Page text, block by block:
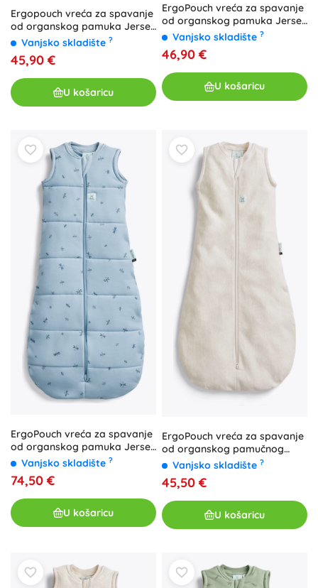
Ergopouch vreća za spavanje
od organskog pamuka Jersey
bon appetit 0,2 tog (3–12
mjeseci)
Vanjsko skladište ?
45,90 €
U košaricu
ErgoPouch vreća za spavanje
od organskog pamuka Jersey
0,2 TOG za bebe 8–24 mjeseci
Vanjsko skladište ?
46,90 €
U košaricu
ErgoPouch vreća za spavanje
od organskog pamuka Jersey
dragonflies 2,5 tog (3–12
mjeseci)
Vanjsko skladište ?
74,50 €
U košaricu
ErgoPouch vreća za spavanje
od organskog pamučnog
jerseya oatmeal marle 0,2
tog (3–12 mjeseci)
Vanjsko skladište ?
45,50 €
U košaricu